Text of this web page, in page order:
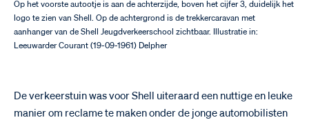
Op het voorste autootje is aan de achterzijde, boven het cijfer 3, duidelijk het
logo te zien van Shell. Op de achtergrond is de trekkercaravan met
aanhanger van de Shell Jeugdverkeerschool zichtbaar. Illustratie in:
Leeuwarder Courant (19-09-1961) Delpher
De verkeerstuin was voor Shell uiteraard een nuttige en leuke
manier om reclame te maken onder de jonge automobilisten